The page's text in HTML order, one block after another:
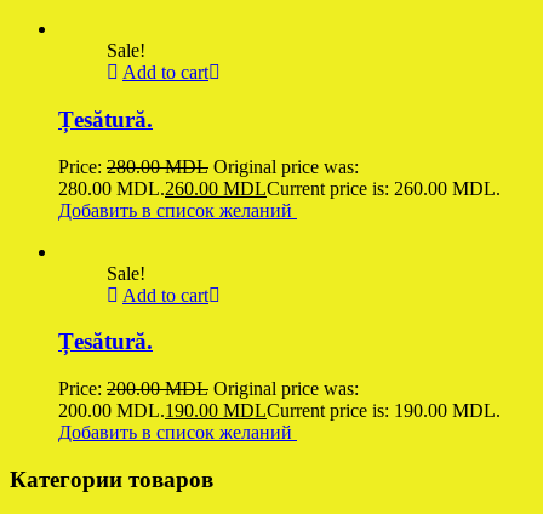
Sale!
Add to cart
Țesătură.
Price: 280.00MDL Original price was:
280.00 MDL.260.00 MDLCurrent price is: 260.00 MDL.
Добавить в список желаний
Sale!
Add to cart
Țesătură.
Price: 200.00MDL Original price was:
200.00 MDL.190.00 MDLCurrent price is: 190.00 MDL.
Добавить в список желаний
Категории товаров